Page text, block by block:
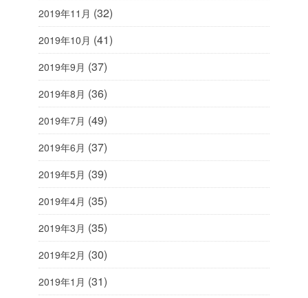
2019年11月 (32)
2019年10月 (41)
2019年9月 (37)
2019年8月 (36)
2019年7月 (49)
2019年6月 (37)
2019年5月 (39)
2019年4月 (35)
2019年3月 (35)
2019年2月 (30)
2019年1月 (31)